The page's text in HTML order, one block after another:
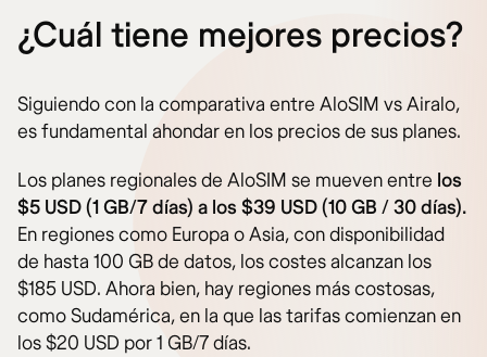
¿Cuál tiene mejores precios?
Siguiendo con la comparativa entre AloSIM vs Airalo,
es fundamental ahondar en los precios de sus planes.
Los planes regionales de AloSIM se mueven entre los
$5 USD (1 GB/7 días) a los $39 USD (10 GB / 30 días).
En regiones como Europa o Asia, con disponibilidad
de hasta 100 GB de datos, los costes alcanzan los
$185 USD. Ahora bien, hay regiones más costosas,
como Sudamérica, en la que las tarifas comienzan en
los $20 USD por 1 GB/7 días.